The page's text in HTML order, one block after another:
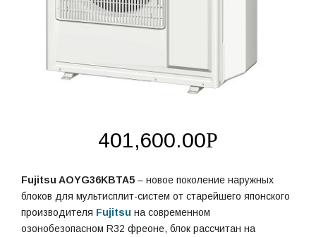
401,600.00Р
Fujitsu AOYG36KBTA5 – новое поколение наружных
блоков для мультисплит-систем от старейшего японского
производителя Fujitsu на современном
озонобезопасном R32 фреоне, блок рассчитан на